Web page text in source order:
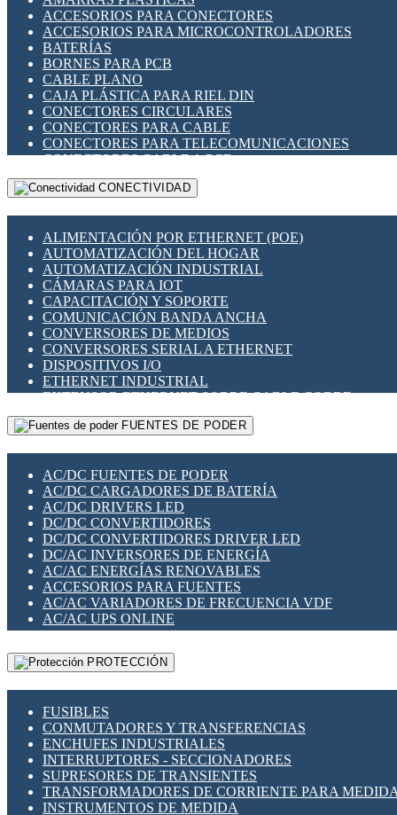
INDICADORES PARA PANEL
INTERFACES DE RELÉ
INTERRUPTORES FIN DE CARRERA
LLAVES CONMUTADORAS
MEDIDORES DE ENERGÍA Y TC'S DE CORRIENTE
MOTORES PASO A PASO
PANTALLAS HMI
PLC -CONTROLADORES LÓGICO PROGRAMABLES
PROGRAMADORES DE HORARIO
RELÉS DE PROTECCIÓN
SENSORES CAPACITIVOS
SENSORES INDUCTIVOS
TEMPORIZADORES
VARIACS
VARIADORES DE FRECUENCIA [VDF]
SECCIONADORES - INTERRUPTORES
MAQUINARIA
ACCESORIOS PARA CONECTORES
ACCESORIOS PARA MICROCONTROLADORES
BATERÍAS
BORNES PARA PCB
CABLE PLANO
CAJA PLÁSTICA PARA RIEL DIN
CONECTORES CIRCULARES
CONECTORES PARA CABLE
CONECTORES PARA TELECOMUNICACIONES
CONECTORES CABLE A PCB
CONECTORES PCB A CABLE
DIP SWITCHES
HERRAMIENTAS VARIAS
ILUMINACIÓN LED
INTERRUPTORES REED
INTERFACES DE RELÉ
OTROS RELÉS
PROTECCIÓN TÉRMICA
RELÉS AUTOMOTRICES
RELÉS DE SEÑAL
RELÉS DE ESTADO SÓLIDO SSR
RELÉS INDUSTRIALES
RELÉS MINIATURA DE POTENCIA
SENSORES MAGNÉTICOS
SWITCH Y MICROSWITCH
TARJETAS PI
UNIÓN Y DERIVACIÓN DE CABLE
CONECTIVIDAD
ALIMENTACIÓN POR ETHERNET (POE)
AUTOMATIZACIÓN DEL HOGAR
AUTOMATIZACIÓN INDUSTRIAL
CÁMARAS PARA IOT
CAPACITACIÓN Y SOPORTE
COMUNICACIÓN BANDA ANCHA
CONVERSORES DE MEDIOS
CONVERSORES SERIAL A ETHERNET
DISPOSITIVOS I/O
ETHERNET INDUSTRIAL
EXTENSOR ETHERNET SOBRE CABLE COBRE
GATEWAY LORAWAN
GESTIÓN DE REDES
PLACAS MODULARES IOT
SWITCHES Y REDES WIFI
SOLUCIONES IOT
SOLUCIONES LORAWAN
SOLUCIONES RED CELULAR
SEGURIDAD PARA REDES
SWITCHES LAN
TELEFONÍA IP (VOIP)
VIGILANCIA IP (CCTV)
MESHTASTIC
FUENTES DE PODER
AC/DC FUENTES DE PODER
AC/DC CARGADORES DE BATERÍA
AC/DC DRIVERS LED
DC/DC CONVERTIDORES
DC/DC CONVERTIDORES DRIVER LED
DC/AC INVERSORES DE ENERGÍA
AC/AC ENERGÍAS RENOVABLES
ACCESORIOS PARA FUENTES
AC/AC VARIADORES DE FRECUENCIA VDF
AC/AC UPS ONLINE
PROTECCIÓN
FUSIBLES
CONMUTADORES Y TRANSFERENCIAS
ENCHUFES INDUSTRIALES
INTERRUPTORES - SECCIONADORES
SUPRESORES DE TRANSIENTES
TRANSFORMADORES DE CORRIENTE PARA
INSTRUMENTOS DE MEDIDA